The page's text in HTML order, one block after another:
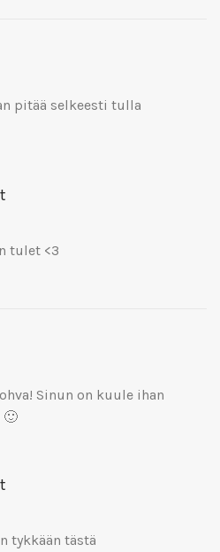
pitää selkeesti tulla
tulet <3
Sinun on kuule ihan
🙂
tykkään tästä